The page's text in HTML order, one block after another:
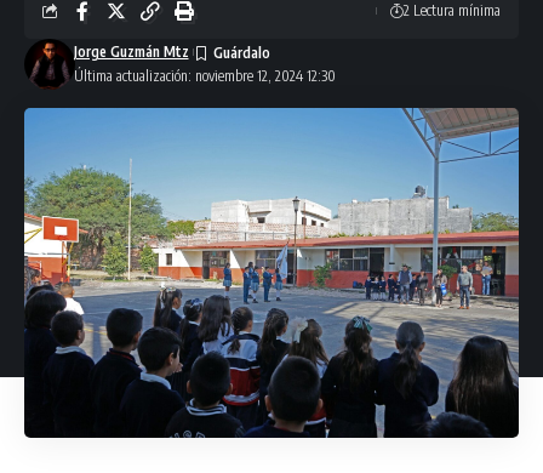
Última actualización: noviembre 12, 2024 12:30
Jorge Guzmán Mtz
2 Lectura mínima